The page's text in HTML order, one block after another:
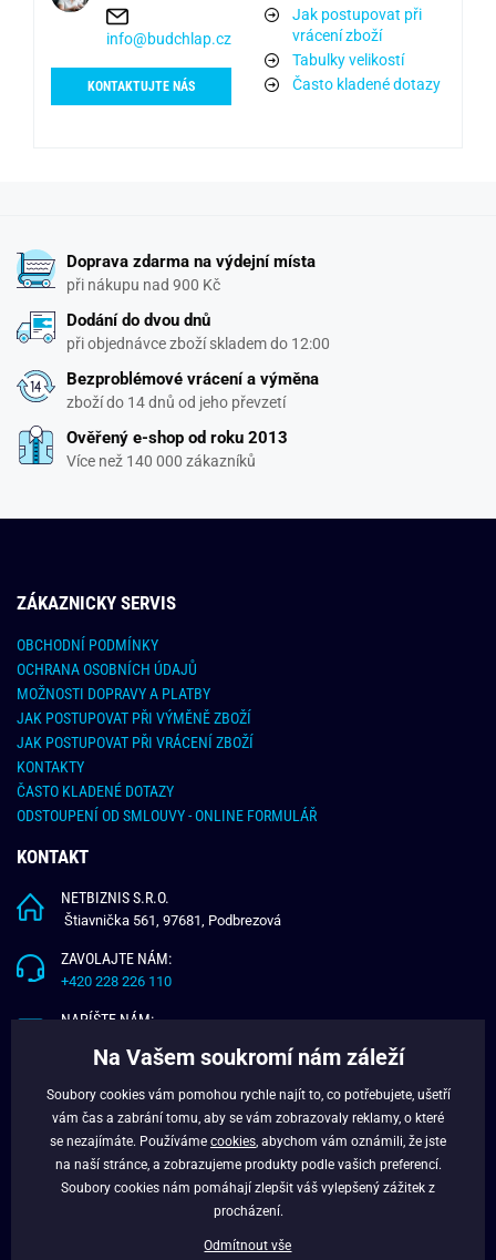
info@budchlap.cz
KONTAKTUJTE NÁS
Jak postupovat při
vrácení zboží
Tabulky velikostí
Často kladené dotazy
Doprava zdarma na výdejní místa
při nákupu nad 900 Kč
Dodání do dvou dnů
při objednávce zboží skladem do 12:00
Bezproblémové vrácení a výměna
zboží do 14 dnů od jeho převzetí
Ověřený e-shop od roku 2013
Více než 140 000 zákazníků
ZÁKAZNICKY SERVIS
OBCHODNÍ PODMÍNKY
OCHRANA OSOBNÍCH ÚDAJŮ
MOŽNOSTI DOPRAVY A PLATBY
JAK POSTUPOVAT PŘI VÝMĚNĚ ZBOŽÍ
JAK POSTUPOVAT PŘI VRÁCENÍ ZBOŽÍ
KONTAKTY
ČASTO KLADENÉ DOTAZY
ODSTOUPENÍ OD SMLOUVY - ONLINE FORMULÁŘ
KONTAKT
NETBIZNIS S.R.O.
Štiavnička 561, 97681, Podbrezová
ZAVOLAJTE NÁM:
+420 228 226 110
NAPÍŠTE NÁM:
O NÁS
VĚRNOSTNÍ PROGRAM
Na Vašem soukromí nám záleží
Soubory cookies vám pomohou rychle najít to, co potřebujete, ušetří
vám čas a zabrání tomu, aby se vám zobrazovaly reklamy, o které
se nezajímáte. Používáme cookies , abychom vám oznámili, že jste
na naší stránce, a zobrazujeme produkty podle vašich preferencí.
Soubory cookies nám pomáhají zlepšit váš vylepšený zážitek z
procházení.
Odmítnout vše